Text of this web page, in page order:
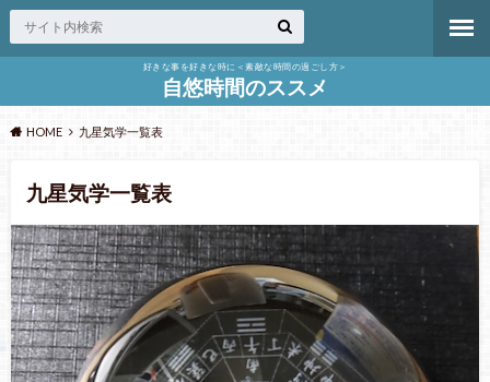
好きな事を好きな時に＜素敵な時間の過ごし方＞
自悠時間のススメ
HOME 九星気学一覧表
九星気学一覧表